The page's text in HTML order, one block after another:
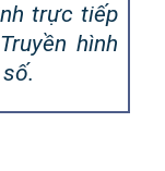
trực tiếp
hình